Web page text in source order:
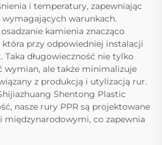
i temperatury, zapewniając
wymagających warunkach.
kamienia znacząco
która przy odpowiedniej instalacji
Taka długowieczność nie tylko
wymian, ale także minimalizuje
z produkcją i utylizacją rur.
Shentong Plastic
nasze rury PPR są projektowane
międzynarodowymi, co zapewnia